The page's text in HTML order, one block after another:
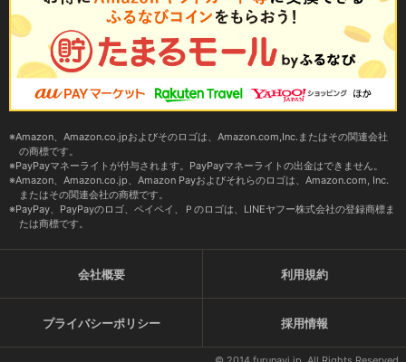
Amazon、Amazon.co.jpおよびそのロゴは、Amazon.com,Inc.またはその関連会社
の商標です。
PayPayマネーライトが付与されます。PayPayマネーライトの出金はできません。
Amazon、Amazon.co.jp、Amazon Payおよびそれらのロゴは、Amazon.com, Inc.
またはその関連会社の商標です。
PayPay、PayPayのロゴ、ペイペイ、Ｐのロゴは、LINEヤフー株式会社の登録商標ま
たは商標です。
会社概要 利用規約
プライバシーポリシー 採用情報